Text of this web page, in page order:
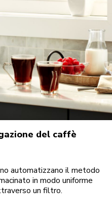
del caffè
automatizzano il metodo
in modo uniforme
un filtro.